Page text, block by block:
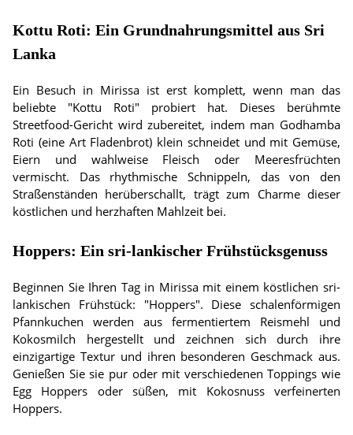
Kottu Roti: Ein Grundnahrungsmittel aus Sri
Lanka
Ein Besuch in Mirissa ist erst komplett, wenn man das
beliebte "Kottu Roti" probiert hat. Dieses berühmte
Streetfood-Gericht wird zubereitet, indem man Godhamba
Roti (eine Art Fladenbrot) klein schneidet und mit Gemüse,
Eiern und wahlweise Fleisch oder Meeresfrüchten
vermischt. Das rhythmische Schnippeln, das von den
Straßenständen herüberschallt, trägt zum Charme dieser
köstlichen und herzhaften Mahlzeit bei.
Hoppers: Ein sri-lankischer Frühstücksgenuss
Beginnen Sie Ihren Tag in Mirissa mit einem köstlichen sri-
lankischen Frühstück: "Hoppers". Diese schalenförmigen
Pfannkuchen werden aus fermentiertem Reismehl und
Kokosmilch hergestellt und zeichnen sich durch ihre
einzigartige Textur und ihren besonderen Geschmack aus.
Genießen Sie sie pur oder mit verschiedenen Toppings wie
Egg Hoppers oder süßen, mit Kokosnuss verfeinerten
Hoppers.